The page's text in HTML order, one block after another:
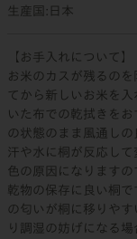
生産国:日本
【お手入れについて】
お米のカスが残るの
てから新しいお米を
いた布での乾拭きを
の状態のまま風通し
汗や水に桐が反応し
色の原因になります
乾物の保存に良い桐
の匂いが桐に移りや
り調湿の妨げになる